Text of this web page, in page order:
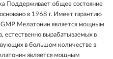
Поддерживает общее состояние
в 1968 г. Имеет гарантию
GMP Мелатонин является мощным
естественно вырабатываемых в
в большом количестве в
является мощным